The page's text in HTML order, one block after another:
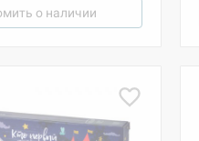
о наличии